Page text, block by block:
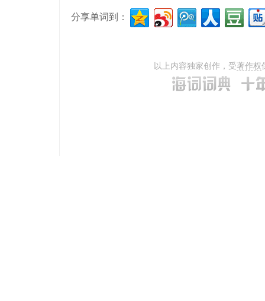
分享单词到：
以上内容独家创作，受著作权